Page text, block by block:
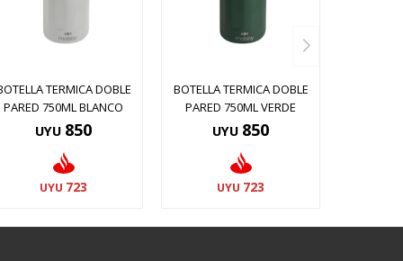
TERMICA DOBLE
PARED 750ML BLANCO
UYU 850
UYU 723
BOTELLA TERMICA DOBLE
PARED 750ML VERDE
UYU 850
UYU 723